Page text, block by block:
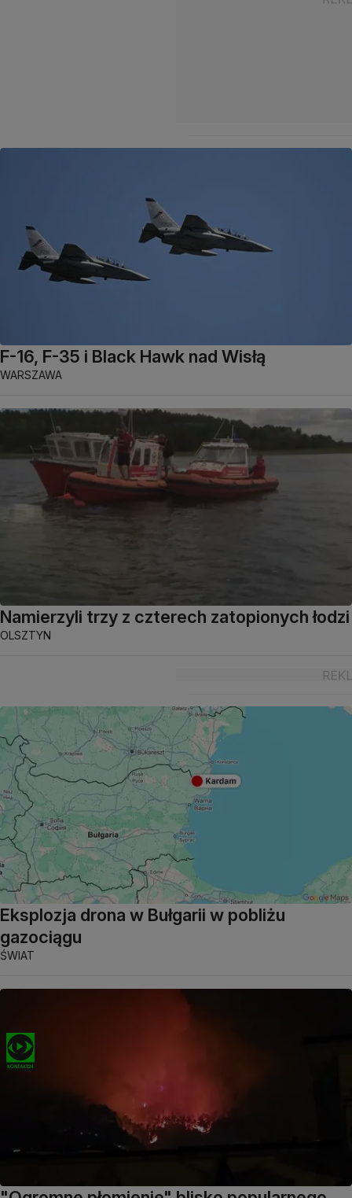
F-16, F-35 i Black Hawk nad Wisłą
WARSZAWA
Namierzyli trzy z czterech zatopionych łodzi
OLSZTYN
Eksplozja drona w Bułgarii w pobliżu
gazociągu
ŚWIAT